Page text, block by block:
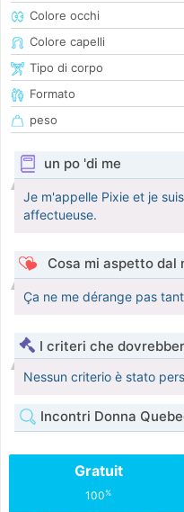
Colore occhi
Colore capelli
Tipo di corpo
Formato
peso
un po 'di me
Je m'appelle Pixie et je
affectueuse.
Cosa mi aspetto dal
Ça ne me dérange pas
I criteri che
Nessun criterio è stato
Incontri Donna
Gratuit
100%